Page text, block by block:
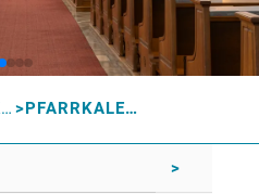
MARIA-DREI-KIRCHEN PFARRKALENDER
>